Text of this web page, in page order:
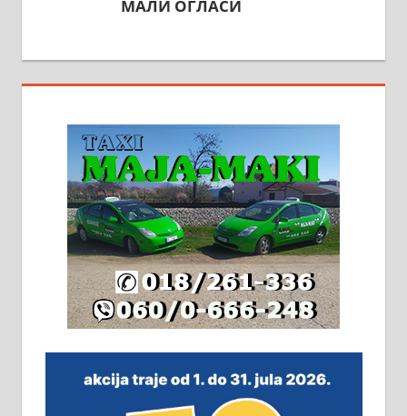
стамбене целине једна уз другу.
адресе. 063/71-74-023
Издајем комплетно опремљену
халу на Житковачком путу, на
плацу површине око 7 ари.
064/321-80-51; 063/102-35-25
На продају легализована, нова,
незавршена кућа површине 160
м2 са плацем од 8 ари у Зеленом
виру у Алексинцу. Могућа